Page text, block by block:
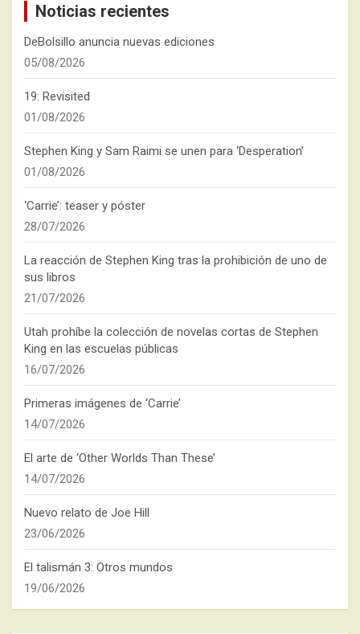
Noticias recientes
DeBolsillo anuncia nuevas ediciones
05/08/2026
19: Revisited
01/08/2026
Stephen King y Sam Raimi se unen para ‘Desperation’
01/08/2026
‘Carrie’: teaser y póster
28/07/2026
La reacción de Stephen King tras la prohibición de uno de
sus libros
21/07/2026
Utah prohíbe la colección de novelas cortas de Stephen
King en las escuelas públicas
16/07/2026
Primeras imágenes de ‘Carrie’
14/07/2026
El arte de ‘Other Worlds Than These’
14/07/2026
Nuevo relato de Joe Hill
23/06/2026
El talismán 3: Otros mundos
19/06/2026